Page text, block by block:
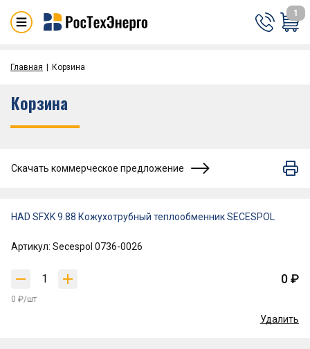
1
Главная Корзина
Корзина
Скачать коммерческое предложение
HAD SFXK 9.88 Кожухотрубный теплообменник SECESPOL
Артикул: Secespol 0736-0026
0 ₽
0 ₽/шт
Удалить